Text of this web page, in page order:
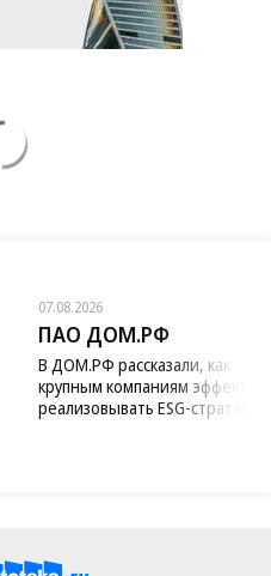
07.08.2026
ПАО ДОМ.РФ
В ДОМ.РФ рассказали, как
крупным компаниям
реализовывать ESG-стратегию